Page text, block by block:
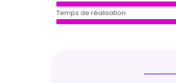
Temps de réalisation